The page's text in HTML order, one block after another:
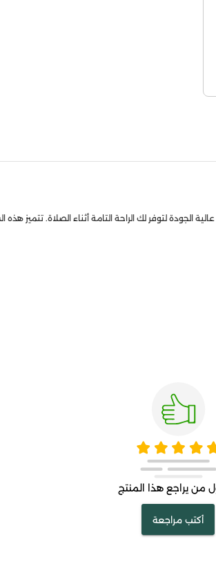
لتوفر لك الراحة التامة أثناء الصلاة. تتميز هذه
من يراجع هذا المنتج
أكتب مراجعة